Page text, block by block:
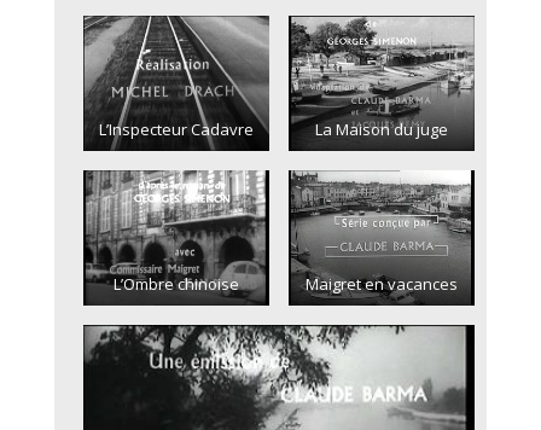
L’Inspecteur Cadavre La Maison du juge
L’Ombre chinoise Maigret en vacances